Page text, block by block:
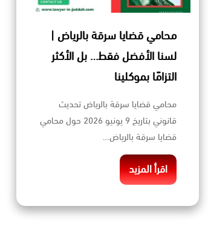
محامي قضايا سرقة بالرياض |
لسنا الأفضل فقط… بل الأكثر
التزامًا بموكلينا
محامي قضايا سرقة بالرياض تحديث
قانوني بتاريخ 9 يونيو 2026 حول محامي
قضايا سرقة بالرياض…
اقرأ المزيد